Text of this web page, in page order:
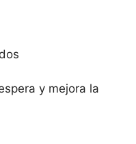
y mejora la